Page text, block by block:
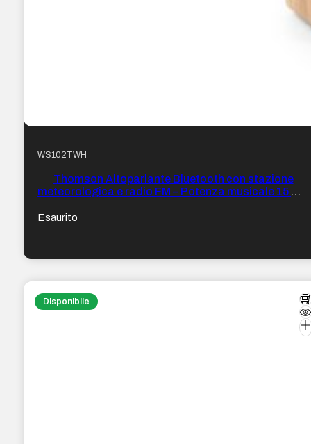
WS102TWH
Thomson Altoparlante Bluetooth con stazione
meteorologica e radio FM – Potenza musicale 15 W –
Esaurito
Disponibile